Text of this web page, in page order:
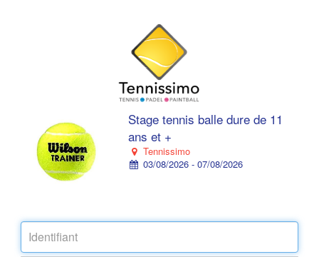
Stage tennis balle dure de 11
ans et +
Tennissimo
03/08/2026 - 07/08/2026